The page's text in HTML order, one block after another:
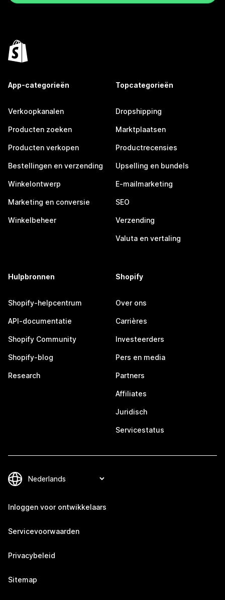
App-categorieën
Verkoopkanalen
Producten zoeken
Producten verkopen
Bestellingen en verzending
Winkelontwerp
Marketing en conversie
Winkelbeheer
Topcategorieën
Dropshipping
Marktplaatsen
Productrecensies
Upselling en bundels
E-mailmarketing
SEO
Verzending
Valuta en vertaling
Hulpbronnen
Shopify-helpcentrum
API-documentatie
Shopify Community
Shopify-blog
Research
Shopify
Over ons
Carrières
Investeerders
Pers en media
Partners
Affiliates
Juridisch
Servicestatus
Inloggen voor ontwikkelaars
Servicevoorwaarden
Privacybeleid
Sitemap